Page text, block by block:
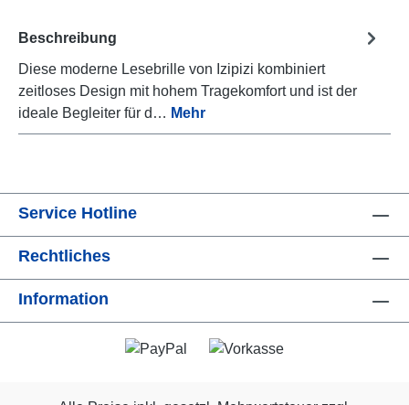
Beschreibung
Diese moderne Lesebrille von Izipizi kombiniert
zeitloses Design mit hohem Tragekomfort und ist der
ideale Begleiter für d… Mehr
Service Hotline
Rechtliches
Information